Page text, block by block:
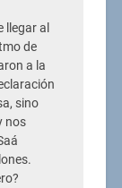
llegar al
de
a la
sino
nos